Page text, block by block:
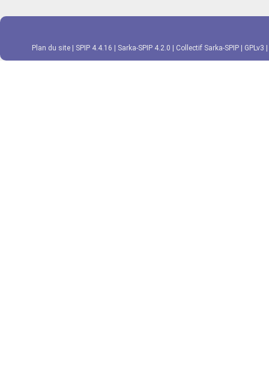
Plan du site SPIP 4.4.16 Sarka-SPIP 4.2.0 Collectif Sarka-SPIP GPLv3